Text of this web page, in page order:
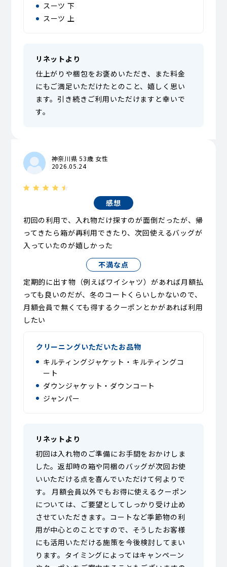
スーツ 下
スーツ 上
リネットより
仕上がりや梱包をお褒めいただき、また料金
にもご満足いただけたとのこと、嬉しく思い
ます。引き続きご利用いただけますと幸いで
す。
神奈川県 53歳 女性
2026.05.24
感想
初回の利用で、入れ物だけ探すのが面倒だったが、帰
ってきたら箱が再利用できたり、次回使えるバッグが
入っていたのが嬉しかった
不満な点
定期的に出す物（例えばワイシャツ）があれば月額払
っても良いのだが、冬のコートくらいしかないので、
月額会員で無くても得するクーポンとかがあれば利用
したい
クリーニングいただいたお品物
キルティングジャケット・キルティングコ
ート
ダウンジャケット・ダウンコート
ジャンパー
リネットより
初回は入れ物のご準備にお手間をおかけしま
した。返却時の箱や同梱のバッグが次回お使
いいただける点を喜んでいただけて何よりで
す。 月額会員以外でもお得に使えるクーポン
については、ご要望としてしっかり受け止め
させていただきます。コートなど季節物の利
用が中心とのことですので、そうしたお客様
にも活用いただける施策を今後検討してまい
ります。タイミングによってはキャンペーン